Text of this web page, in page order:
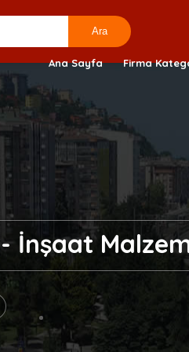
Ana Sayfa Firma
İnşaat